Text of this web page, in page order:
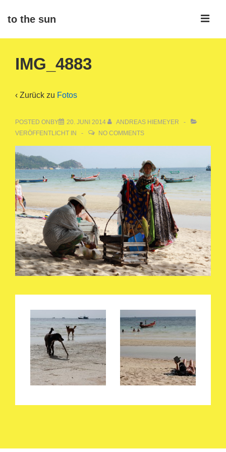
Zumto the sun
Navigation
IMG_4883
‹ Zurück zu Fotos
POSTED ONBY 20. JUNI 2014
ANDREAS HIEMEYER
VERÖFFENTLICHT IN
NO COMMENTS